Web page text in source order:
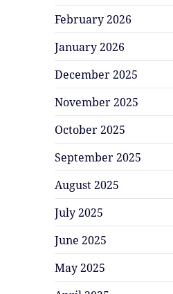
February 2026
January 2026
December 2025
November 2025
October 2025
September 2025
August 2025
July 2025
June 2025
May 2025